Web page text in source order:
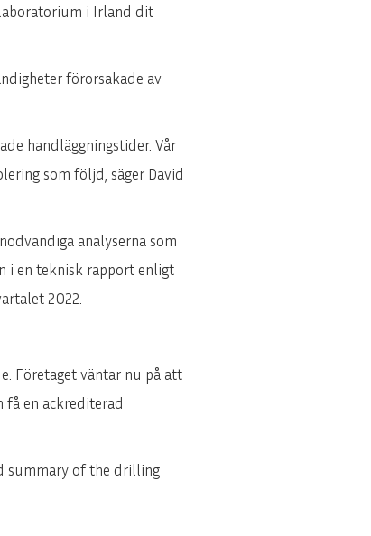
i Irland dit
förorsakade av
handläggningstider. Vår
som följd, säger David
analyserna som
i en teknisk rapport enligt
2022.
Företaget väntar nu på att
en ackrediterad
summary of the drilling